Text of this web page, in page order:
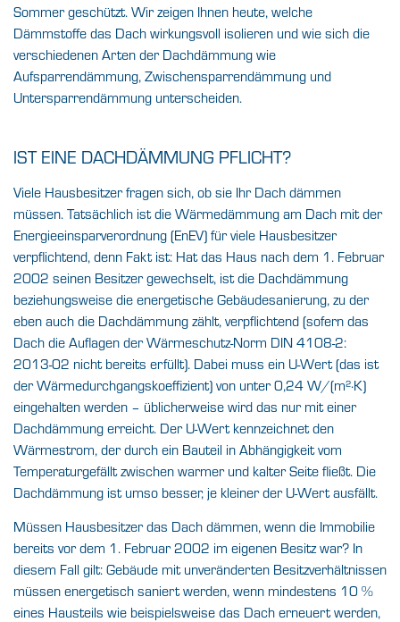
Sommer geschützt. Wir zeigen Ihnen heute, welche
Dämmstoffe das Dach wirkungsvoll isolieren und wie sich die
verschiedenen Arten der Dachdämmung wie
Aufsparrendämmung, Zwischensparrendämmung und
Untersparrendämmung unterscheiden.
IST EINE DACHDÄMMUNG PFLICHT?
Viele Hausbesitzer fragen sich, ob sie Ihr Dach dämmen
müssen. Tatsächlich ist die Wärmedämmung am Dach mit der
Energieeinsparverordnung (EnEV) für viele Hausbesitzer
verpflichtend, denn Fakt ist: Hat das Haus nach dem 1. Februar
2002 seinen Besitzer gewechselt, ist die Dachdämmung
beziehungsweise die energetische Gebäudesanierung, zu der
eben auch die Dachdämmung zählt, verpflichtend (sofern das
Dach die Auflagen der Wärmeschutz-Norm DIN 4108-2:
2013-02 nicht bereits erfüllt). Dabei muss ein U-Wert (das ist
der Wärmedurchgangskoeffizient) von unter 0,24 W/(m²·K)
eingehalten werden – üblicherweise wird das nur mit einer
Dachdämmung erreicht. Der U-Wert kennzeichnet den
Wärmestrom, der durch ein Bauteil in Abhängigkeit vom
Temperaturgefällt zwischen warmer und kalter Seite fließt. Die
Dachdämmung ist umso besser, je kleiner der U-Wert ausfällt.
Müssen Hausbesitzer das Dach dämmen, wenn die Immobilie
bereits vor dem 1. Februar 2002 im eigenen Besitz war? In
diesem Fall gilt: Gebäude mit unveränderten Besitzverhältnissen
müssen energetisch saniert werden, wenn mindestens 10 %
eines Hausteils wie beispielsweise das Dach erneuert werden,